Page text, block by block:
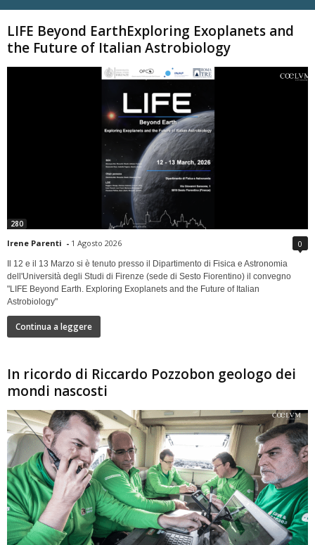
LIFE Beyond EarthExploring Exoplanets and
the Future of Italian Astrobiology
280
Irene Parenti - 1 Agosto 2026 0
Il 12 e il 13 Marzo si è tenuto presso il Dipartimento di Fisica e Astronomia
dell'Università degli Studi di Firenze (sede di Sesto Fiorentino) il convegno
"LIFE Beyond Earth. Exploring Exoplanets and the Future of Italian
Astrobiology"
Continua a leggere
In ricordo di Riccardo Pozzobon geologo dei
mondi nascosti